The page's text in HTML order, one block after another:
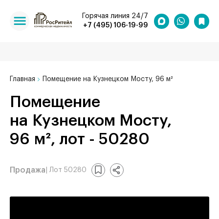
+7 (495) 106-19-99
Горячая линия 24/7
Главная Помещение на Кузнецком Мосту, 96 м²
Помещение
на Кузнецком Мосту,
96 м², лот - 50280
Продажа | Лот 50280